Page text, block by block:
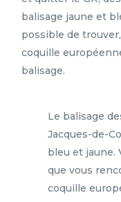
balisage jaune et
possible de
coquille
balisage.
Le balisage
Jacques-de-
bleu et jaune.
que vous
coquille